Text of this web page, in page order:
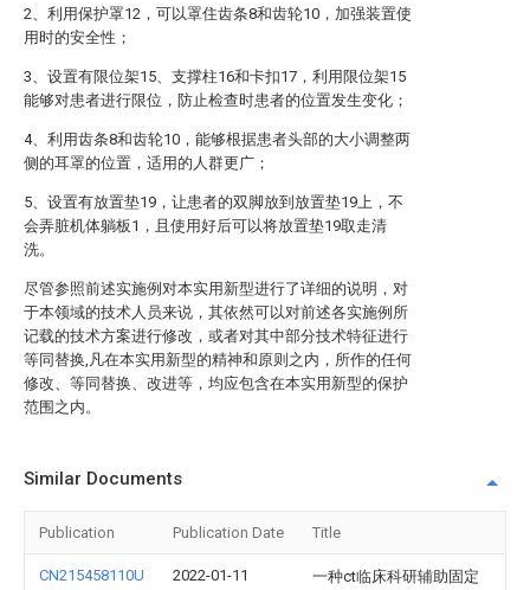
2、利用保护罩12，可以罩住齿条8和齿轮10，加强装置使
用时的安全性；
3、设置有限位架15、支撑柱16和卡扣17，利用限位架15
能够对患者进行限位，防止检查时患者的位置发生变化；
4、利用齿条8和齿轮10，能够根据患者头部的大小调整两
侧的耳罩的位置，适用的人群更广；
5、设置有放置垫19，让患者的双脚放到放置垫19上，不
会弄脏机体躺板1，且使用好后可以将放置垫19取走清
洗。
尽管参照前述实施例对本实用新型进行了详细的说明，对
于本领域的技术人员来说，其依然可以对前述各实施例所
记载的技术方案进行修改，或者对其中部分技术特征进行
等同替换,凡在本实用新型的精神和原则之内，所作的任何
修改、等同替换、改进等，均应包含在本实用新型的保护
范围之内。
Similar Documents
Publication Publication Date Title
CN215458110U 2022-01-11
一种ct临床科研辅助固定